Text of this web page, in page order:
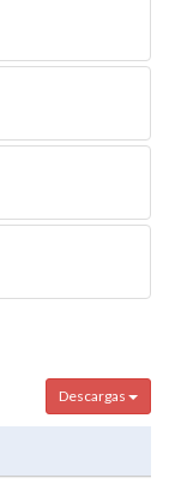
Descargas